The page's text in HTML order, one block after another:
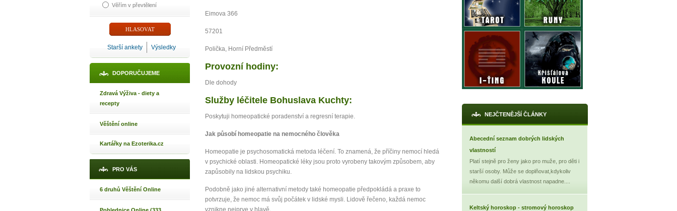
10 tipů pro zdravý a
plnohodnotný život
Máte pocit, že jste unaveni hned jak ráno vstanete?
Nemusí to tak být - ZJISTĚTE ZDARMA!
Jak mít více energie každý den
Jak vnést do života rovnováhu
Nenávidíme spam stejně jako vy
Věřím v převtělení
Starší ankety Výsledky
DOPORUČUJEME
Zdravá Výživa - diety a
recepty
Věštění online
Kartářky na Ezoterika.cz
PRO VÁS
6 druhů Věštění Online
Eimova 366
57201
Polička, Horní Předměstí
Provozní hodiny:
Dle dohody
Služby léčitele Bohuslava Kuchty:
Poskytuji homeopatické poradenství a regresní terapie.
Jak působí homeopatie na nemocného člověka
Homeopatie je psychosomatická metoda léčení. To znamená, že příčiny nemocí hledá
v psychické oblasti. Homeopatické léky jsou proto vyrobeny takovým způsobem, aby
zapůsobily na lidskou psychiku.
Podobně jako jiné alternativní metody také homeopatie předpokládá a praxe to
potvrzuje, že nemoc má svůj počátek v lidské mysli. Lidově řečeno, každá nemoc
vznikne nejprve v hlavě.
NEJČTENĚJŠÍ ČLÁNKY
Abecední seznam dobrých lidských
vlastností
Platí stejně pro ženy jako pro muže, pro děti i
starší osoby. Může se doplňovat,kdykoliv
někomu další dobrá vlastnost napadne....
Keltský horoskop - stromový horoskop